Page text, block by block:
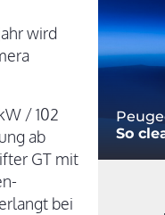
wird
/ 102
ab
GT mit
bei
So